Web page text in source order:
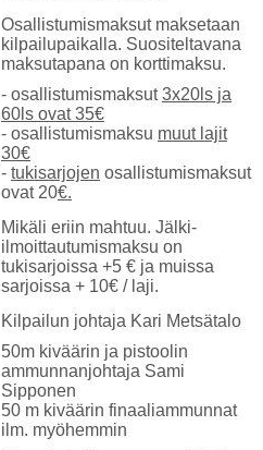
Osallistumismaksut maksetaan
kilpailupaikalla. Suositeltavana
maksutapana on korttimaksu.
- osallistumismaksut3x20ls ja
60ls ovat 35€
- osallistumismaksu muut lajit
30€
- tukisarjojen osallistumismaksut
ovat 20€.
Mikäli eriin mahtuu. Jälki-
ilmoittautumismaksu on
tukisarjoissa +5 € ja muissa
sarjoissa + 10€ / laji.
Kilpailun johtaja Kari Metsätalo
50m kiväärin ja pistoolin
ammunnanjohtaja Sami
Sipponen
50 m kiväärin finaaliammunnat
ilm. myöhemmin